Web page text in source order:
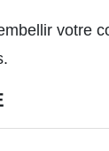
votre